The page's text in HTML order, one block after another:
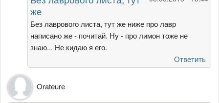
лист,
от
же
Без лаврового листа, тут же ниже про лавр
написано же - почитай. Ну - про лимон тоже не
знаю... Не кидаю я его.
Ответить
Orateure